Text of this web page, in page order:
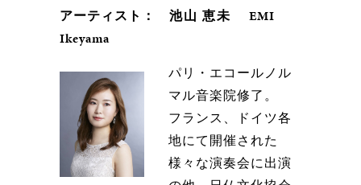
アーティスト： 池山 恵未
EMI
Ikeyama
パリ・エコールノル
マル音楽院修了。
フランス、ドイツ各
地にて開催された
様々な演奏会に出演